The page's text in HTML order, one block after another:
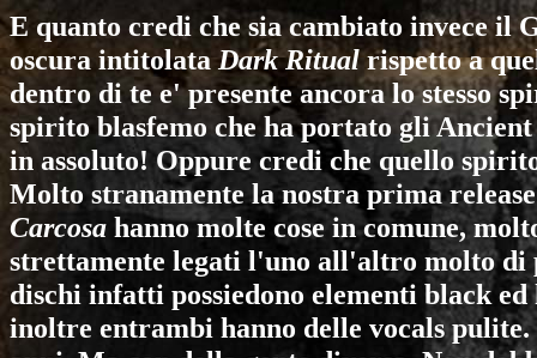
E quanto credi che sia cambiato invece il
oscura intitolataDark Ritualrispetto a
dentro di te e' presente ancora lo stesso
spirito blasfemo che ha portato gli
in assoluto! Oppure credi che quello
Molto stranamente la nostra prima
Carcosa hanno molte cose in comune,
strettamente legati l'uno all'altro molto di
dischi infatti possiedono elementi black
inoltre entrambi hanno delle vocals